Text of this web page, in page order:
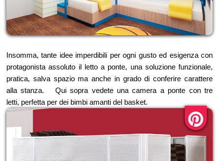
Insomma, tante idee imperdibili per ogni gusto ed esigenza con
protagonista assoluto il letto a ponte, una soluzione funzionale,
pratica, salva spazio ma anche in grado di conferire carattere
alla stanza. Qui sopra vedete una camera a ponte con tre
letti, perfetta per dei bimbi amanti del basket.